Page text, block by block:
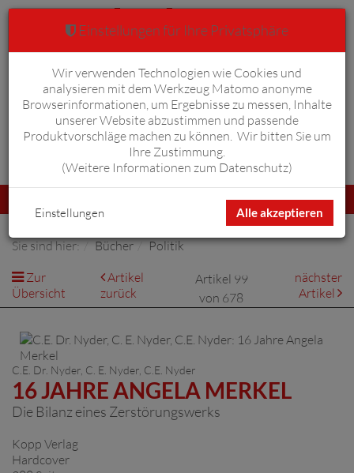
Anmelden Warenkorb 0
umschalten
Sie sind hier: Bücher
Politik
Zur
Übersicht
Artikel
zurück
Artikel 99
von 678
nächster
Artikel
C.E. Dr. Nyder , C. E. Nyder, C.E. Nyder
16 JAHRE ANGELA MERKEL
Die Bilanz eines Zerstörungswerks
Kopp Verlag
Hardcover
Einstellungen für Ihre Privatsphäre
Wir verwenden Technologien wie Cookies und
analysieren mit dem Werkzeug Matomo anonyme
Browserinformationen, um Ergebnisse zu messen, Inhalte
unserer Website abzustimmen und passende
Produktvorschläge machen zu können. Wir bitten Sie um
Ihre Zustimmung.
(Weitere Informationen zum Datenschutz)
Alle akzeptieren
Einstellungen